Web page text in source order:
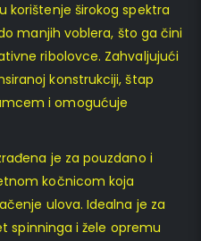
korištenje širokog spektra
manjih voblera, što ga čini
ribolovce. Zahvaljujući
konstrukciji, štap
i omogućuje
je za pouzdano i
kočnicom koja
ulova. Idealna je za
spinninga i žele opremu